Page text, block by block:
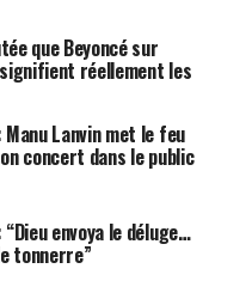
et les sens cachés.
s'adressent
présence de la
tu ») dans chacune
de son dernier
(pour qui il devait
grande
seul sur scène la
que Beyoncé sur
signifient réellement les
Lanvin met le feu
concert dans le public
envoya le déluge…
tonnerre”